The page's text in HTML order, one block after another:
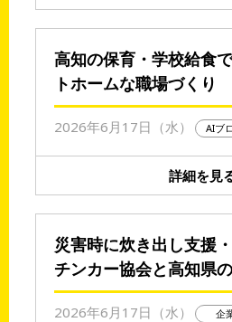
高知の保育・学校給食
トホームな職場づくり
2026年6月17日（水） AIブ
詳細を見
災害時に炊き出し支援
チンカー協会と高知県
2026年6月17日（水） 企